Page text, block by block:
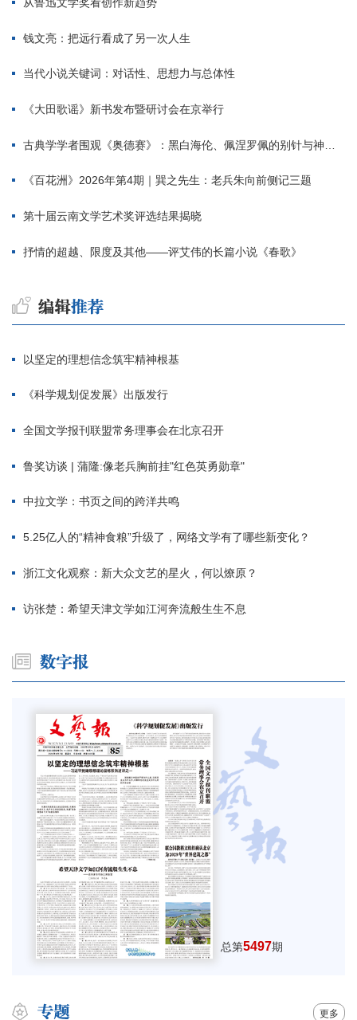
钱文亮：把远行看成了另一次人生
当代小说关键词：对话性、思想力与总体性
《大田歌谣》新书发布暨研讨会在京举行
古典学学者围观《奥德赛》：黑白海伦、佩涅罗佩的别针与神秘入侵者
《百花洲》2026年第4期｜巽之先生：老兵朱向前侧记三题
第十届云南文学艺术奖评选结果揭晓
抒情的超越、限度及其他——评艾伟的长篇小说《春歌》
以坚定的理想信念筑牢精神根基
《科学规划促发展》出版发行
全国文学报刊联盟常务理事会在北京召开
鲁奖访谈 | 蒲隆:像老兵胸前挂"红色英勇勋章"
中拉文学：书页之间的跨洋共鸣
5.25亿人的“精神食粮”升级了，网络文学有了哪些新变化？
浙江文化观察：新大众文艺的星火，何以燎原？
访张楚：希望天津文学如江河奔流般生生不息
总第5497期
更多